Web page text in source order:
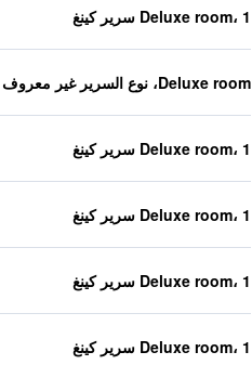
Deluxe room، 1 سرير كينغ
Deluxe room، نوع السرير غير معروف
Deluxe room، 1 سرير كينغ
Deluxe room، 1 سرير كينغ
Deluxe room، 1 سرير كينغ
Deluxe room، 1 سرير كينغ